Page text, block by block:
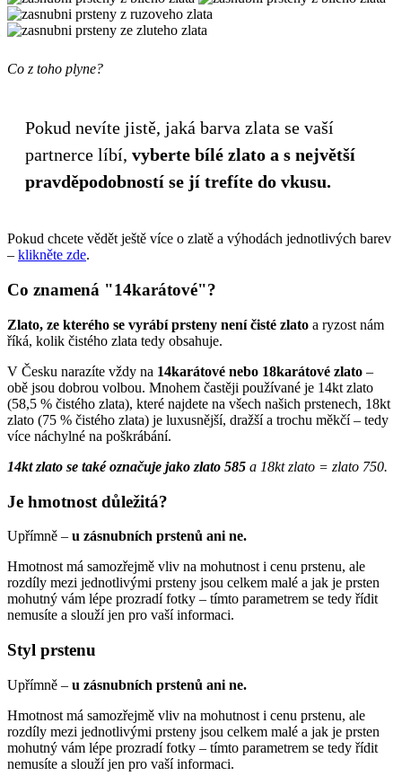
Co z toho plyne?
Pokud nevíte jistě, jaká barva zlata se vaší
partnerce líbí, vyberte bílé zlato a s největší
pravděpodobností se jí trefíte do vkusu.
Pokud chcete vědět ještě více o zlatě a výhodách jednotlivých barev
– klikněte zde.
Co znamená "14karátové"?
Zlato, ze kterého se vyrábí prsteny není čisté zlato a ryzost nám
říká, kolik čistého zlata tedy obsahuje.
V Česku narazíte vždy na 14karátové nebo 18karátové zlato –
obě jsou dobrou volbou. Mnohem častěji používané je 14kt zlato
(58,5 % čistého zlata), které najdete na všech našich prstenech, 18kt
zlato (75 % čistého zlata) je luxusnější, dražší a trochu měkčí – tedy
více náchylné na poškrábání.
14kt zlato se také označuje jako zlato 585 a 18kt zlato = zlato 750.
Je hmotnost důležitá?
Upřímně – u zásnubních prstenů ani ne.
Hmotnost má samozřejmě vliv na mohutnost i cenu prstenu, ale
rozdíly mezi jednotlivými prsteny jsou celkem malé a jak je prsten
mohutný vám lépe prozradí fotky – tímto parametrem se tedy řídit
nemusíte a slouží jen pro vaší informaci.
Styl prstenu
Upřímně – u zásnubních prstenů ani ne.
Hmotnost má samozřejmě vliv na mohutnost i cenu prstenu, ale
rozdíly mezi jednotlivými prsteny jsou celkem malé a jak je prsten
mohutný vám lépe prozradí fotky – tímto parametrem se tedy řídit
nemusíte a slouží jen pro vaší informaci.